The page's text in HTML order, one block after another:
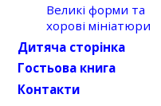
Великі форми та
хорові мініатюри
Дитяча сторінка
Гостьова книга
Контакти